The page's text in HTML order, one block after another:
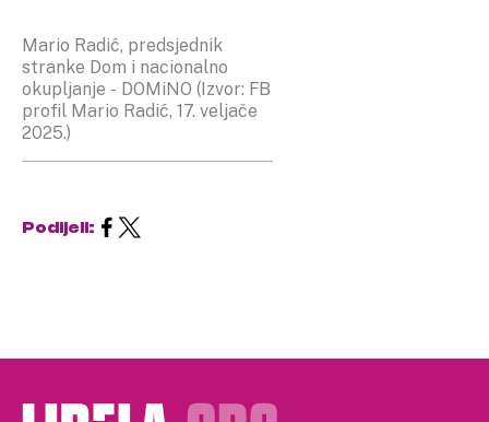
Mario Radić, predsjednik
stranke Dom i nacionalno
okupljanje - DOMiNO (Izvor: FB
profil Mario Radić, 17. veljače
2025.)
Podijeli: